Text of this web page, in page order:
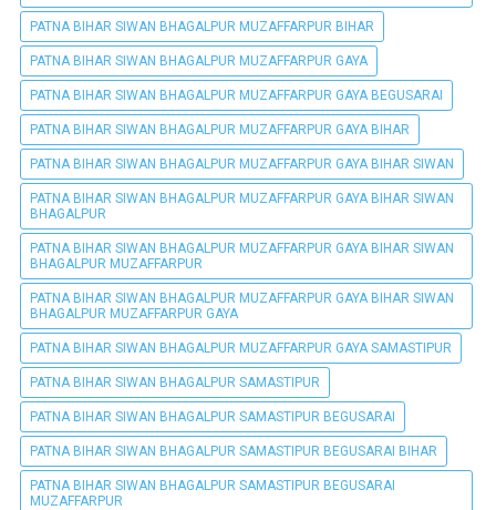
PATNA BIHAR SIWAN BHAGALPUR MUZAFFARPUR BIHAR
PATNA BIHAR SIWAN BHAGALPUR MUZAFFARPUR GAYA
PATNA BIHAR SIWAN BHAGALPUR MUZAFFARPUR GAYA BEGUSARAI
PATNA BIHAR SIWAN BHAGALPUR MUZAFFARPUR GAYA BIHAR
PATNA BIHAR SIWAN BHAGALPUR MUZAFFARPUR GAYA BIHAR SIWAN
PATNA BIHAR SIWAN BHAGALPUR MUZAFFARPUR GAYA BIHAR SIWAN
BHAGALPUR
PATNA BIHAR SIWAN BHAGALPUR MUZAFFARPUR GAYA BIHAR SIWAN
BHAGALPUR MUZAFFARPUR
PATNA BIHAR SIWAN BHAGALPUR MUZAFFARPUR GAYA BIHAR SIWAN
BHAGALPUR MUZAFFARPUR GAYA
PATNA BIHAR SIWAN BHAGALPUR MUZAFFARPUR GAYA SAMASTIPUR
PATNA BIHAR SIWAN BHAGALPUR SAMASTIPUR
PATNA BIHAR SIWAN BHAGALPUR SAMASTIPUR BEGUSARAI
PATNA BIHAR SIWAN BHAGALPUR SAMASTIPUR BEGUSARAI BIHAR
PATNA BIHAR SIWAN BHAGALPUR SAMASTIPUR BEGUSARAI
MUZAFFARPUR